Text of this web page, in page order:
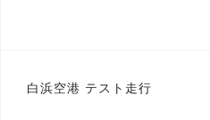
投
白浜空港 テスト走行